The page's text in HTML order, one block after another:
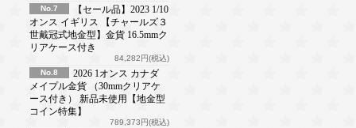
No.7
【セール品】2023 1/10
オンス イギリス 【チャールズ３
世戴冠式地金型】金貨 16.5mmク
リアケース付き
84,282円(税込)
No.8
2026 1オンス カナダ
メイプル金貨 （30mmクリアケ
ース付き） 新品未使用【地金型
コイン特集】
789,373円(税込)